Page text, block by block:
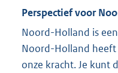
Perspectief voor
Noord-Holland is
Noord-Holland heeft
onze kracht. Je kunt